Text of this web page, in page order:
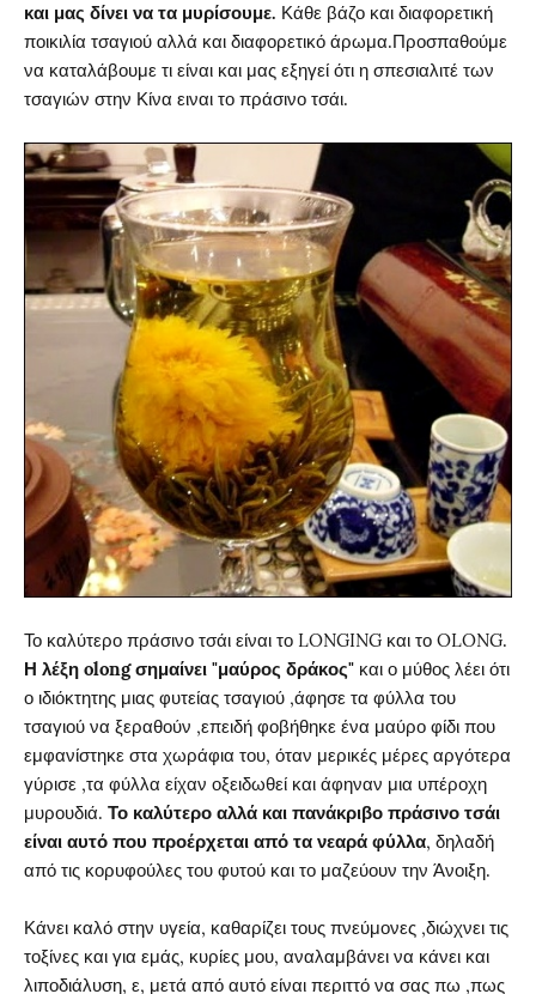
και μας δίνει να τα μυρίσουμε. Κάθε βάζο και διαφορετική
ποικιλία τσαγιού αλλά και διαφορετικό άρωμα.Προσπαθούμε
να καταλάβουμε τι είναι και μας εξηγεί ότι η σπεσιαλιτέ των
τσαγιών στην Κίνα ειναι το πράσινο τσάι.
Το καλύτερο πράσινο τσάι είναι το LONGING και το OLONG.
Η λέξη olong σημαίνει "μαύρος δράκος" και ο μύθος λέει ότι
ο ιδιόκτητης μιας φυτείας τσαγιού ,άφησε τα φύλλα του
τσαγιού να ξεραθούν ,επειδή φοβήθηκε ένα μαύρο φίδι που
εμφανίστηκε στα χωράφια του, όταν μερικές μέρες αργότερα
γύρισε ,τα φύλλα είχαν οξειδωθεί και άφηναν μια υπέροχη
μυρουδιά. Το καλύτερο αλλά και πανάκριβο πράσινο τσάι
είναι αυτό που προέρχεται από τα νεαρά φύλλα, δηλαδή
από τις κορυφούλες του φυτού και το μαζεύουν την Άνοιξη.
Κάνει καλό στην υγεία, καθαρίζει τους πνεύμονες ,διώχνει τις
τοξίνες και για εμάς, κυρίες μου, αναλαμβάνει να κάνει και
λιποδιάλυση, ε, μετά από αυτό είναι περιττό να σας πω ,πως